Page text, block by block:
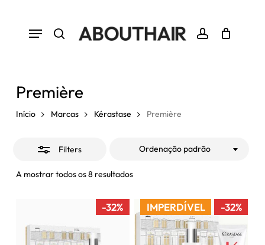
search account
Menu Cart Close
Cart
Première
Início Marcas Kérastase Première
Filters
A mostrar todos os 8 resultados
Ordenação padrão
Filters
-32% IMPERDÍVEL -32%